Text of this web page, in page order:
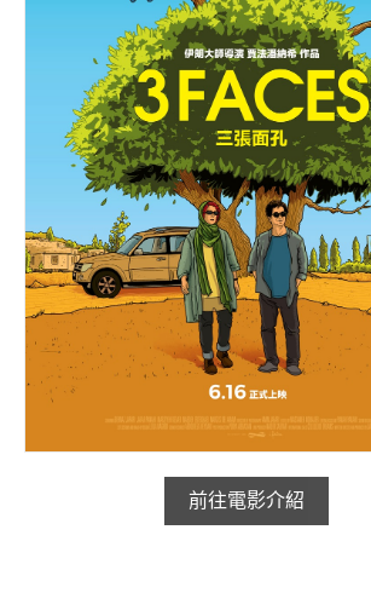
前往電影介紹
GOLD CLASS
AD口述影像
LIVE演唱會
影城公告
影城活動
中獎名單
合作夥伴
會員Q&A